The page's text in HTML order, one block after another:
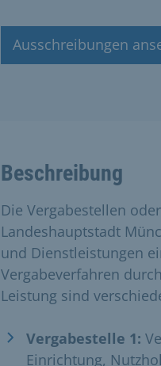
Ausschreibungen
Beschreibung
Die Vergabestellen
Landeshauptstadt
und Dienstleistungen
Vergabeverfahren
Leistung sind
Vergabestelle 1:
Einrichtung,